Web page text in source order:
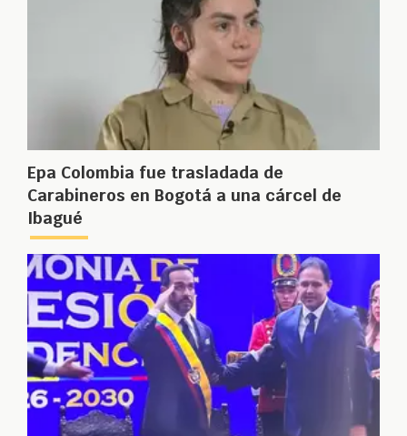
Epa Colombia fue trasladada de
Carabineros en Bogotá a una cárcel de
Ibagué